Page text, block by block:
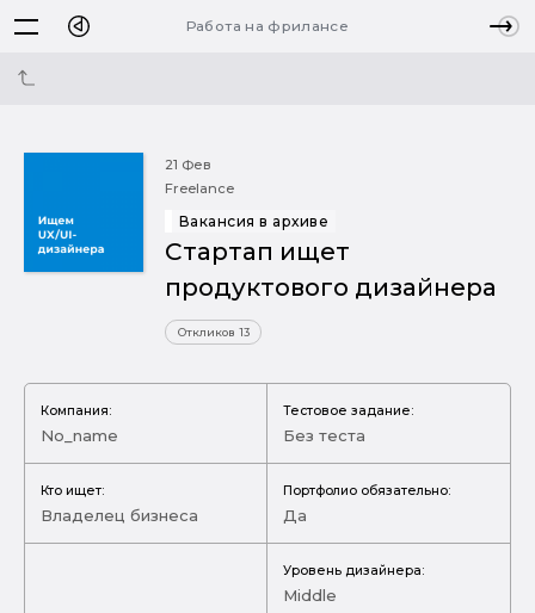
Работа на фрилансе
21 Фев
Freelance
Вакансия в архиве
Стартап ищет
продуктового дизайнера
Откликов 13
Компания:
No_name
Тестовое задание:
Без теста
Кто ищет:
Владелец бизнеса
Портфолио обязательно:
Да
Уровень дизайнера:
Middle